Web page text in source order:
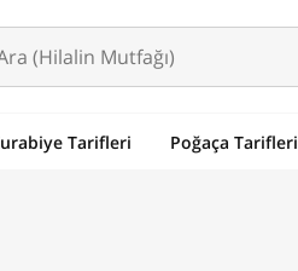
Tarifleri Poğaça Tarifleri